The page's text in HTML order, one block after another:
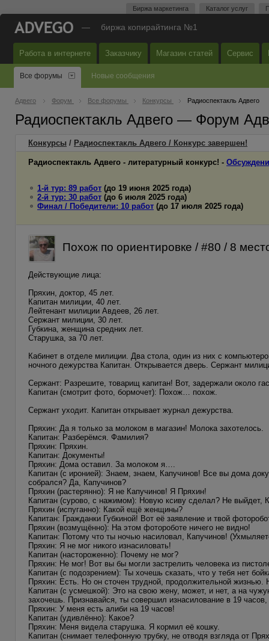
Биржа маркетинга Каталог услуг
— биржа копирайтинга №1
Работа в интернете Заказчику Магазин статей Сервис
Все форумы Новые сообщения
Адвего Форум Все форумы Конкурсы Радиоспектакль Адвего
Радиоспектакль Адвего — Форум
Конкурсы / Радиоспектакль Адвего / Конкурс завершен!
Радиоспектакль Адвего - литературный конкурс! -
1-й тур: 89 работ (до 19 июня 2025 года)
2-й тур: 30 работ (до 6 июля 2025 года)
Финал / Победители: 10 работ (до 17 июля 2025 года)
Похож по ориентировке / #80 / 8
Действующие лица:
Пряхин, доктор, 45 лет.
Капитан милиции, 40 лет.
Лейтенант милиции Авдеев, 26 лет.
Сержант милиции, 30 лет.
Губкина, женщина средних лет.
Старушка, за 70 лет.
Кабинет в отделе милиции. Два стола, один из них с
ночного дежурства Капитан. Открывается дверь. Сержант
Сержант: Разрешите, товарищ капитан! Вот, задержали около
Капитан (смотрит фото, бормочет): Похож… похож.
Сержант уходит. Капитан открывает журнал дежурства.
Пряхин: Да я только за молоком в магазин! Молока захотелось.
Капитан: Разберёмся. Фамилия?
Пряхин: Пряхин.
Капитан: Документы!
Пряхин: Дома оставил. За молоком я….
Капитан (с иронией): Знаем, знаем, Капучинов! Все вы дома
собрался? Да, Капучинов?
Пряхин (растерянно): Я не Капучинов! Я Пряхин!
Капитан (сурово, с нажимом): Новую ксиву сделал? Не
Пряхин (испуганно): Какой ещё женщины?
Капитан: Гражданки Губкиной! Вот её заявление и твой
Пряхин (возмущённо): На этом фотороботе ничего не видно!
Капитан: Потому что ты ночью насиловал, Капучинов!
Пряхин: Я не мог никого изнасиловать!
Капитан (настороженно): Почему не мог?
Пряхин: Не мог! Вот вы бы могли застрелить человека из
Капитан (с подозрением): Ты хочешь сказать, что у тебя нет
Пряхин: Есть. Но он сточен трудной, продолжительной жизнью.
Капитан (с усмешкой): Это на свою жену, может, и нет, а на
захочешь. Признавайся, ты совершил изнасилование в 19
Пряхин: У меня есть алиби на 19 часов!
Капитан (удивлённо): Какое?
Пряхин: Меня видела старушка. Я кормил её кошку.
Капитан (снимает телефонную трубку, не отводя взгляда от